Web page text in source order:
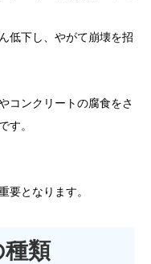
低下し、やがて崩壊を招
コンクリートの腐食をさ
す。
要となります。
種類